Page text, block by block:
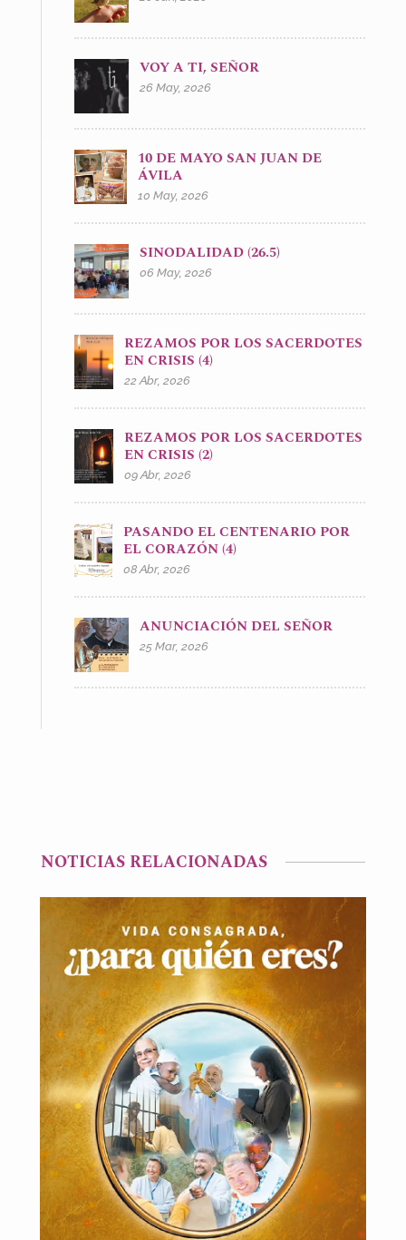
VOY A TI, SEÑOR
26 May, 2026
10 DE MAYO SAN JUAN DE
ÁVILA
10 May, 2026
SINODALIDAD (26.5)
06 May, 2026
REZAMOS POR LOS SACERDOTES
EN CRISIS (4)
22 Abr, 2026
REZAMOS POR LOS SACERDOTES
EN CRISIS (2)
09 Abr, 2026
PASANDO EL CENTENARIO POR
EL CORAZÓN (4)
08 Abr, 2026
ANUNCIACIÓN DEL SEÑOR
25 Mar, 2026
NOTICIAS RELACIONADAS